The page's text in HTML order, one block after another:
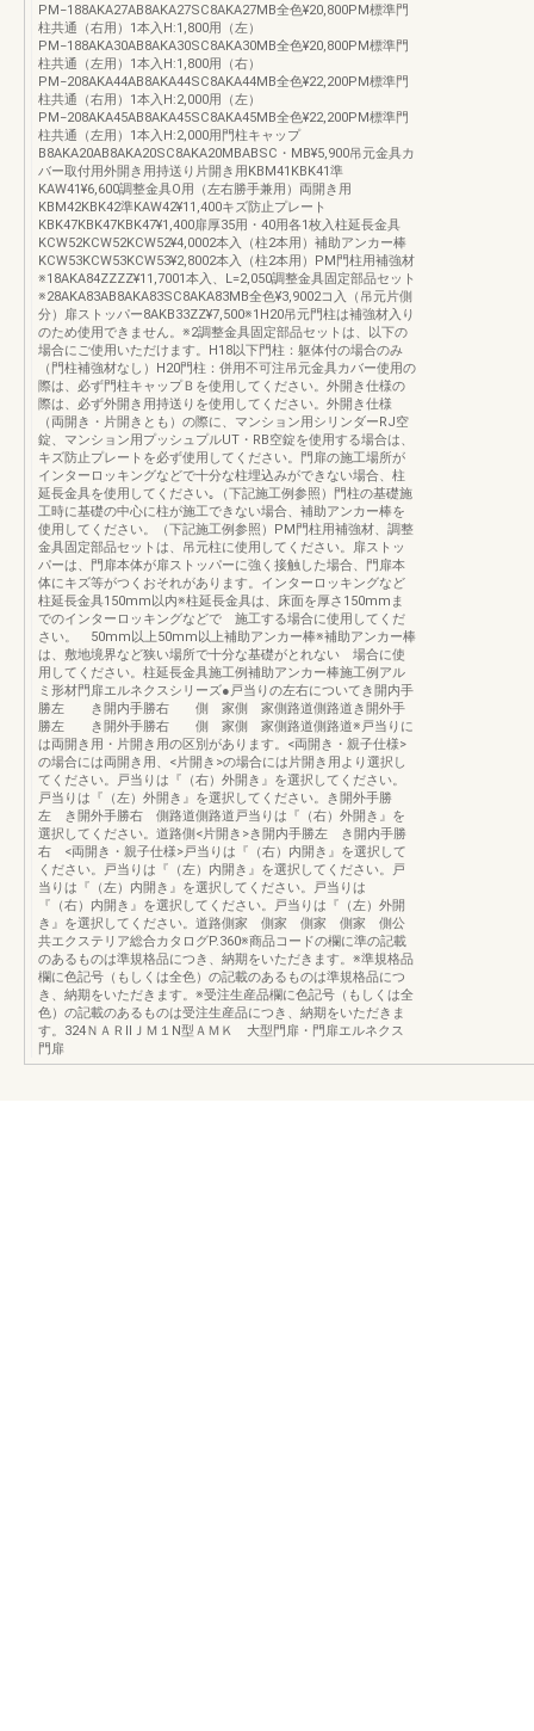
PM−188AKA27AB8AKA27SC8AKA27MB全色¥20,800PM標準門
柱共通（右用）1本入H:1,800用（左）
PM−188AKA30AB8AKA30SC8AKA30MB全色¥20,800PM標準門
柱共通（左用）1本入H:1,800用（右）
PM−208AKA44AB8AKA44SC8AKA44MB全色¥22,200PM標準門
柱共通（右用）1本入H:2,000用（左）
PM−208AKA45AB8AKA45SC8AKA45MB全色¥22,200PM標準門
柱共通（左用）1本入H:2,000用門柱キャップ
B8AKA20AB8AKA20SC8AKA20MBABSC・MB¥5,900吊元金具カ
バー取付用外開き用持送り片開き用KBM41KBK41準
KAW41¥6,600調整金具O用（左右勝手兼用）両開き用
KBM42KBK42準KAW42¥11,400キズ防止プレート
KBK47KBK47KBK47¥1,400扉厚35用・40用各1枚入柱延長金具
KCW52KCW52KCW52¥4,0002本入（柱2本用）補助アンカー棒
KCW53KCW53KCW53¥2,8002本入（柱2本用）PM門柱用補強材
※18AKA84ZZZZ¥11,7001本入、L=2,050調整金具固定部品セット
※28AKA83AB8AKA83SC8AKA83MB全色¥3,9002コ入（吊元片側
分）扉ストッパー8AKB33ZZ¥7,500※1H20吊元門柱は補強材入り
のため使用できません。※2調整金具固定部品セットは、以下の
場合にご使用いただけます。H18以下門柱：躯体付の場合のみ
（門柱補強材なし）H20門柱：併用不可注吊元金具カバー使用の
際は、必ず門柱キャップＢを使用してください。外開き仕様の
際は、必ず外開き用持送りを使用してください。外開き仕様
（両開き・片開きとも）の際に、マンション用シリンダーRJ空
錠、マンション用プッシュプルUT・RB空錠を使用する場合は、
キズ防止プレートを必ず使用してください。門扉の施工場所が
インターロッキングなどで十分な柱埋込みができない場合、柱
延長金具を使用してください｡（下記施工例参照）門柱の基礎施
工時に基礎の中心に柱が施工できない場合、補助アンカー棒を
使用してください。（下記施工例参照）PM門柱用補強材、調整
金具固定部品セットは、吊元柱に使用してください。扉ストッ
パーは、門扉本体が扉ストッパーに強く接触した場合、門扉本
体にキズ等がつくおそれがあります。インターロッキングなど
柱延長金具150mm以内※柱延長金具は、床面を厚さ150mmま
でのインターロッキングなどで 施工する場合に使用してくだ
さい。 50mm以上50mm以上補助アンカー棒※補助アンカー棒
は、敷地境界など狭い場所で十分な基礎がとれない 場合に使
用してください。柱延長金具施工例補助アンカー棒施工例アル
ミ形材門扉エルネクスシリーズ●戸当りの左右についてき開内手
勝左 き開内手勝右 側 家側 家側路道側路道き開外手
勝左 き開外手勝右 側 家側 家側路道側路道※戸当りに
は両開き用・片開き用の区別があります。<両開き・親子仕様>
の場合には両開き用、<片開き>の場合には片開き用より選択し
てください。戸当りは『（右）外開き』を選択してください。
戸当りは『（左）外開き』を選択してください。き開外手勝
左 き開外手勝右 側路道側路道戸当りは『（右）外開き』を
選択してください。道路側<片開き>き開内手勝左 き開内手勝
右 <両開き・親子仕様>戸当りは『（右）内開き』を選択して
ください。戸当りは『（左）内開き』を選択してください。戸
当りは『（左）内開き』を選択してください。戸当りは
『（右）内開き』を選択してください。戸当りは『（左）外開
き』を選択してください。道路側家 側家 側家 側家 側公
共エクステリア総合カタログP.360※商品コードの欄に準の記載
のあるものは準規格品につき、納期をいただきます。※準規格品
欄に色記号（もしくは全色）の記載のあるものは準規格品につ
き、納期をいただきます。※受注生産品欄に色記号（もしくは全
色）の記載のあるものは受注生産品につき、納期をいただきま
す。324ＮＡＲⅡＪＭ１N型ＡＭＫ 大型門扉・門扉エルネクス
門扉